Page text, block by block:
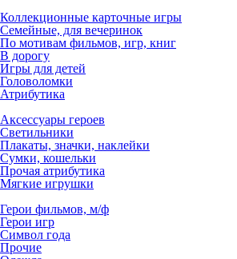
Коллекционные карточные игры
Семейные, для вечеринок
По мотивам фильмов, игр, книг
В дорогу
Игры для детей
Головоломки
Атрибутика
Аксессуары героев
Светильники
Плакаты, значки, наклейки
Сумки, кошельки
Прочая атрибутика
Мягкие игрушки
Герои фильмов, м/ф
Герои игр
Символ года
Прочие